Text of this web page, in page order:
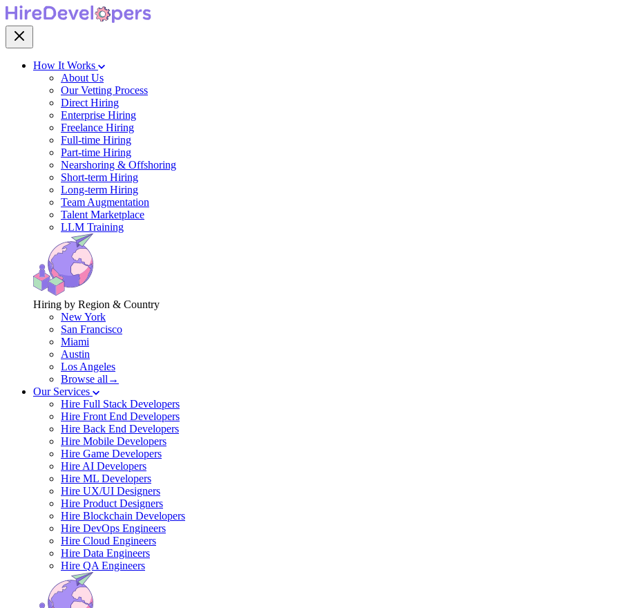
How It Works
About Us
Our Vetting Process
Direct Hiring
Enterprise Hiring
Freelance Hiring
Full-time Hiring
Part-time Hiring
Nearshoring & Offshoring
Short-term Hiring
Long-term Hiring
Team Augmentation
Talent Marketplace
LLM Training
Hiring by Region & Country
New York
San Francisco
Miami
Austin
Los Angeles
Browse all→
Our Services
Hire Full Stack Developers
Hire Front End Developers
Hire Back End Developers
Hire Mobile Developers
Hire Game Developers
Hire AI Developers
Hire ML Developers
Hire UX/UI Designers
Hire Product Designers
Hire Blockchain Developers
Hire DevOps Engineers
Hire Cloud Engineers
Hire Data Engineers
Hire QA Engineers